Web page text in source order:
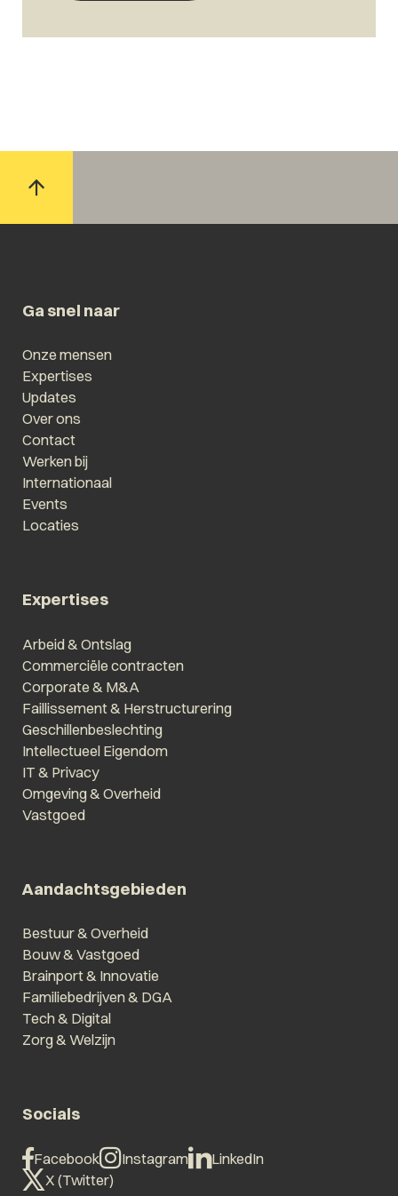
Ga snel naar
Onze mensen
Expertises
Updates
Over ons
Contact
Werken bij
Internationaal
Events
Locaties
Expertises
Arbeid & Ontslag
Commerciële contracten
Corporate & M&A
Faillissement & Herstructurering
Geschillenbeslechting
Intellectueel Eigendom
IT & Privacy
Omgeving & Overheid
Vastgoed
Aandachtsgebieden
Bestuur & Overheid
Bouw & Vastgoed
Brainport & Innovatie
Familiebedrijven & DGA
Tech & Digital
Zorg & Welzijn
Socials
Facebook Instagram
LinkedIn
X (Twitter)